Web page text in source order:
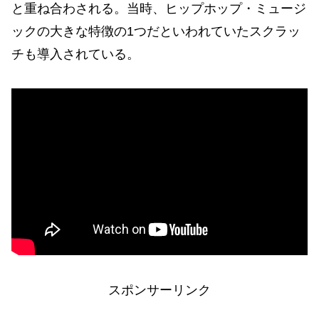
と重ね合わされる。当時、ヒップホップ・ミュージ
ックの大きな特徴の1つだといわれていたスクラッ
チも導入されている。
スポンサーリンク